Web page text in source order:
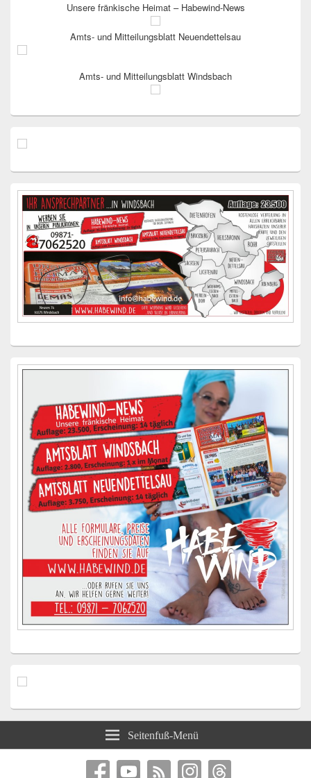
Unsere fränkische Heimat – Habewind-News
Amts- und Mitteilungsblatt Neuendettelsau
Amts- und Mitteilungsblatt Windsbach
Seitenfuß-Menü